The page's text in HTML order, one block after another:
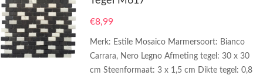
€8,99
Merk: Estile Mosaico Marmersoort: Bianco
Carrara, Nero Legno Afmeting tegel: 30 x 30
cm Steenformaat: 3 x 1,5 cm Dikte tegel: 0,8